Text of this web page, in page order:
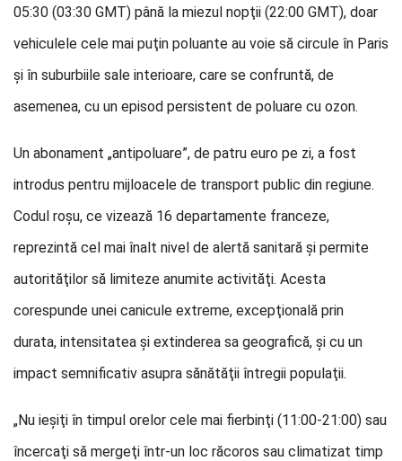
05:30 (03:30 GMT) până la miezul nopţii (22:00 GMT), doar
vehiculele cele mai puţin poluante au voie să circule în Paris
şi în suburbiile sale interioare, care se confruntă, de
asemenea, cu un episod persistent de poluare cu ozon.
Un abonament „antipoluare”, de patru euro pe zi, a fost
introdus pentru mijloacele de transport public din regiune.
Codul roşu, ce vizează 16 departamente franceze,
reprezintă cel mai înalt nivel de alertă sanitară şi permite
autorităţilor să limiteze anumite activităţi. Acesta
corespunde unei canicule extreme, excepţională prin
durata, intensitatea şi extinderea sa geografică, şi cu un
impact semnificativ asupra sănătăţii întregii populaţii.
„Nu ieşiţi în timpul orelor cele mai fierbinţi (11:00-21:00) sau
încercaţi să mergeţi într-un loc răcoros sau climatizat timp